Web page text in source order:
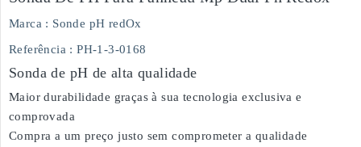
Marca : Sonde pH redOx
Referência : PH-1-3-0168
Sonda de pH de alta qualidade
Maior durabilidade graças à sua tecnologia exclusiva e
comprovada
Compra a um preço justo sem comprometer a qualidade